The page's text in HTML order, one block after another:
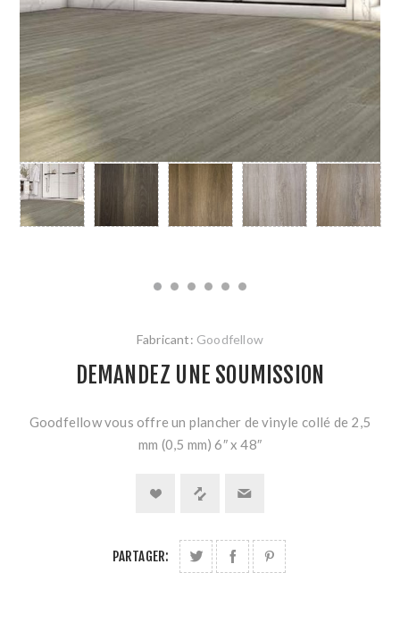
Fabricant: Goodfellow
DEMANDEZ UNE SOUMISSION
Goodfellow vous offre un plancher de vinyle collé de 2,5
mm (0,5 mm) 6″ x 48″
PARTAGER: